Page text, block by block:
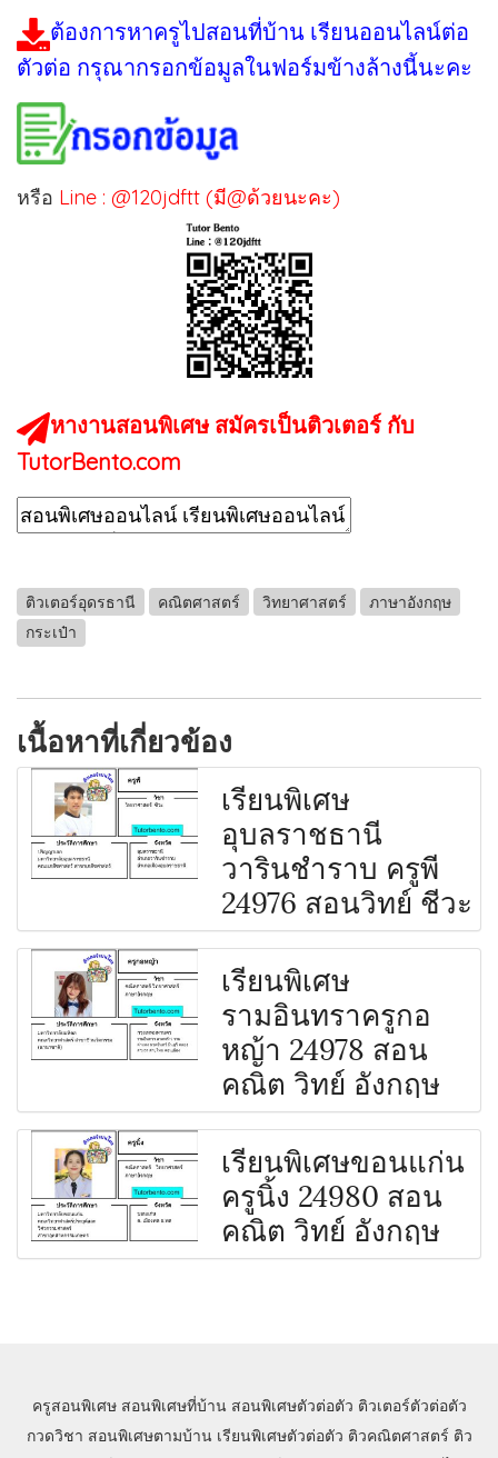
ต้องการหาครูไปสอนที่บ้าน เรียนออนไลน์ต่อ
ตัวต่อ กรุณากรอกข้อมูลในฟอร์มข้างล้างนี้นะคะ
หรือ Line : @120jdftt (มี@ด้วยนะคะ)
หางานสอนพิเศษ สมัครเป็นติวเตอร์ กับ
TutorBento.com
ติวเตอร์อุดรธานี คณิตศาสตร์ วิทยาศาสตร์
ภาษาอังกฤษ
กระเป๋า
เนื้อหาที่เกี่ยวข้อง
เรียนพิเศษ
อุบลราชธานี
วารินชำราบ ครูพี
24976 สอนวิทย์ ชีวะ
เรียนพิเศษ
รามอินทราครูกอ
หญ้า 24978 สอน
คณิต วิทย์ อังกฤษ
เรียนพิเศษขอนแก่น
ครูนิ้ง 24980 สอน
คณิต วิทย์ อังกฤษ
ครูสอนพิเศษ สอนพิเศษที่บ้าน สอนพิเศษตัวต่อตัว ติวเตอร์ตัวต่อตัว
กวดวิชา สอนพิเศษตามบ้าน เรียนพิเศษตัวต่อตัว ติวคณิตศาสตร์ ติว